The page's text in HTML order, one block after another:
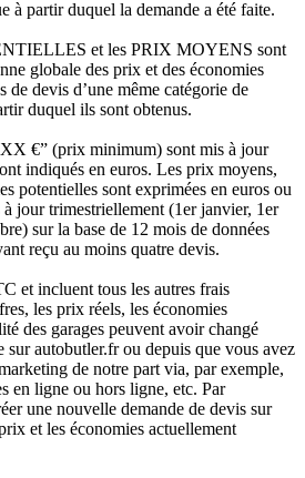
à partir duquel la demande a été faite.
et les PRIX MOYENS sont
globale des prix et des économies
de devis d’une même catégorie de
duquel ils sont obtenus.
€” (prix minimum) sont mis à jour
indiqués en euros. Les prix moyens,
potentielles sont exprimées en euros ou
à jour trimestriellement (1er janvier, 1er
sur la base de 12 mois de données
reçu au moins quatre devis.
et incluent tous les autres frais
les prix réels, les économies
des garages peuvent avoir changé
sur autobutler.fr ou depuis que vous avez
de notre part via, par exemple,
en ligne ou hors ligne, etc. Par
une nouvelle demande de devis sur
et les économies actuellement